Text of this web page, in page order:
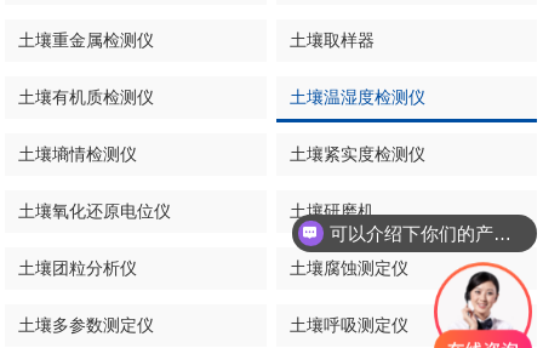
土壤重金属检测仪 土壤取样器
土壤有机质检测仪 土壤温湿度检测仪
土壤墒情检测仪 土壤紧实度检测仪
土壤氧化还原电位仪 土壤研磨机
土壤团粒分析仪 土壤腐蚀测定仪
土壤多参数测定仪 土壤呼吸测定仪
可以介绍下你们的产品么